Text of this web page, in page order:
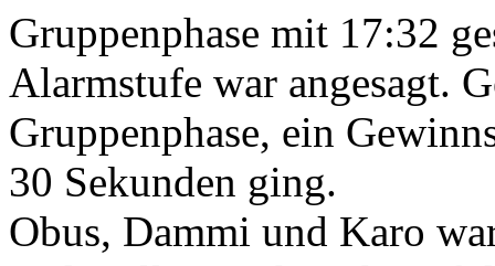
Gruppenphase mit 17:32
Alarmstufe war angesagt.
Gruppenphase, ein
30 Sekunden ging.
Obus, Dammi und Karo